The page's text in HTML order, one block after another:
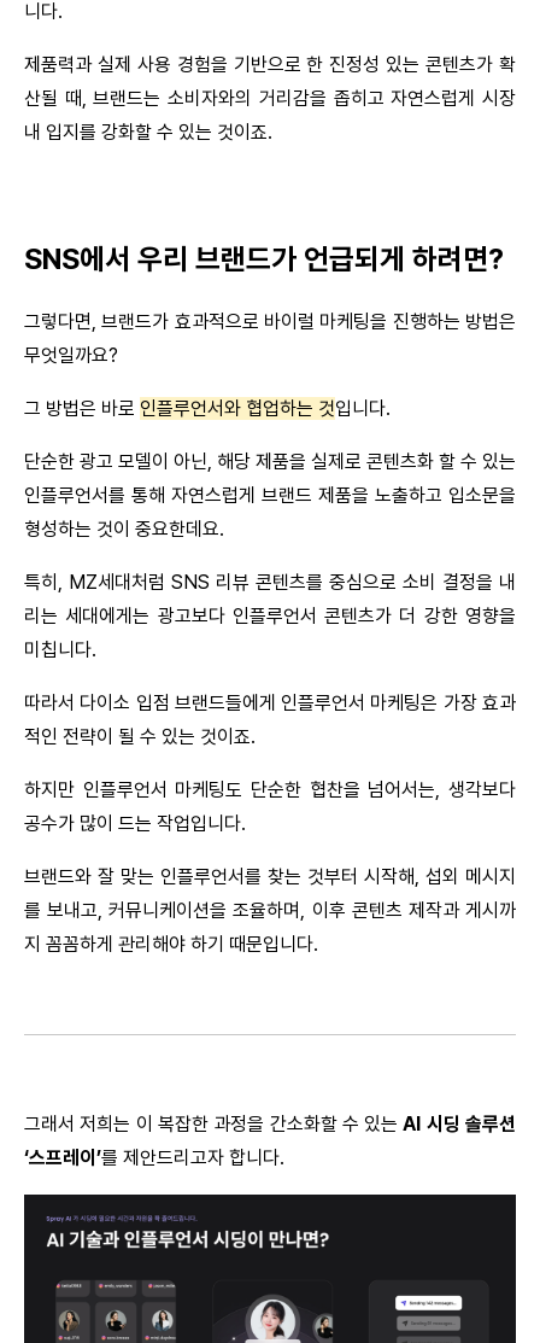
니다.
제품력과 실제 사용 경험을 기반으로 한 진정성 있는 콘텐츠가 확
산될 때, 브랜드는 소비자와의 거리감을 좁히고 자연스럽게 시장
내 입지를 강화할 수 있는 것이죠.
SNS에서 우리 브랜드가 언급되게 하려면?
그렇다면, 브랜드가 효과적으로 바이럴 마케팅을 진행하는 방법은
무엇일까요?
그 방법은 바로 인플루언서와 협업하는 것입니다.
단순한 광고 모델이 아닌, 해당 제품을 실제로 콘텐츠화 할 수 있는
인플루언서를 통해 자연스럽게 브랜드 제품을 노출하고 입소문을
형성하는 것이 중요한데요.
특히, MZ세대처럼 SNS 리뷰 콘텐츠를 중심으로 소비 결정을 내
리는 세대에게는 광고보다 인플루언서 콘텐츠가 더 강한 영향을
미칩니다.
따라서 다이소 입점 브랜드들에게 인플루언서 마케팅은 가장 효과
적인 전략이 될 수 있는 것이죠.
하지만 인플루언서 마케팅도 단순한 협찬을 넘어서는, 생각보다
공수가 많이 드는 작업입니다.
브랜드와 잘 맞는 인플루언서를 찾는 것부터 시작해, 섭외 메시지
를 보내고, 커뮤니케이션을 조율하며, 이후 콘텐츠 제작과 게시까
지 꼼꼼하게 관리해야 하기 때문입니다.
그래서 저희는 이 복잡한 과정을 간소화할 수 있는 AI 시딩 솔루션
‘스프레이’를 제안드리고자 합니다.